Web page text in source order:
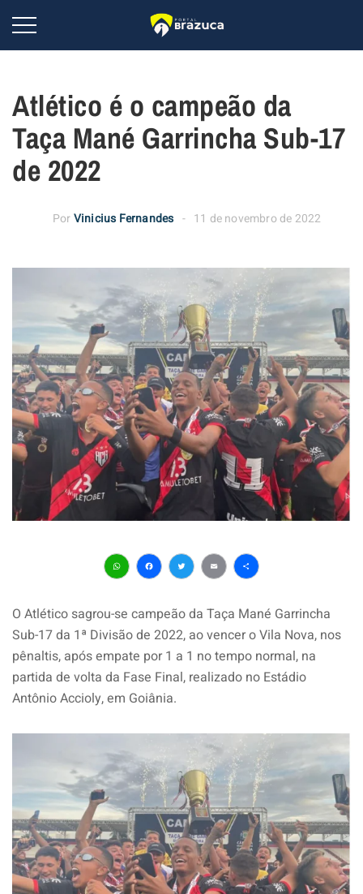
Atlético é o campeão da
Taça Mané Garrincha Sub-17
de 2022
PorVinicius Fernandes 11 de novembro de 2022
WhatsApp
Facebook
Twitter
EmailShare
O Atlético sagrou-se campeão da Taça Mané Garrincha
Sub-17 da 1ª Divisão de 2022, ao vencer o Vila Nova, nos
pênaltis, após empate por 1 a 1 no tempo normal, na
partida de volta da Fase Final, realizado no Estádio
Antônio Accioly, em Goiânia.